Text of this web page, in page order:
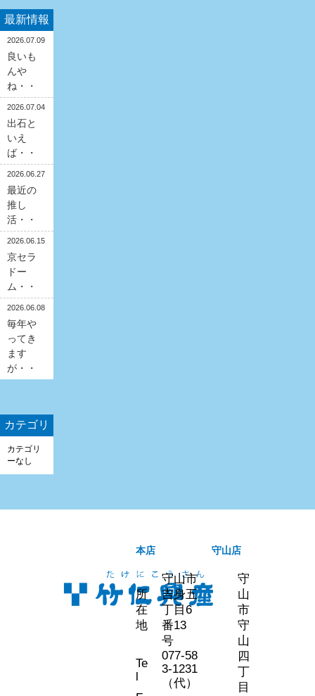
最新情報
2026.07.09
良いも
んや
ね・・
2026.07.04
出石と
いえ
ば・・
2026.06.27
最近の
推し
活・・
2026.06.15
京セラ
ドー
ム・・
2026.06.08
毎年や
ってき
ます
が・・
カテゴリ
カテゴリ
ーなし
本店
所
在
地
守山市
吉身五
丁目6
番13
号
Te
l
077-58
3-1231
（代）
守山店
守
山
市
守
山
四
丁
目